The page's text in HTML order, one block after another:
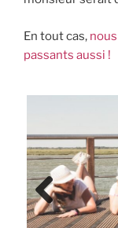
En tout cas,
passants aussi !
Previ